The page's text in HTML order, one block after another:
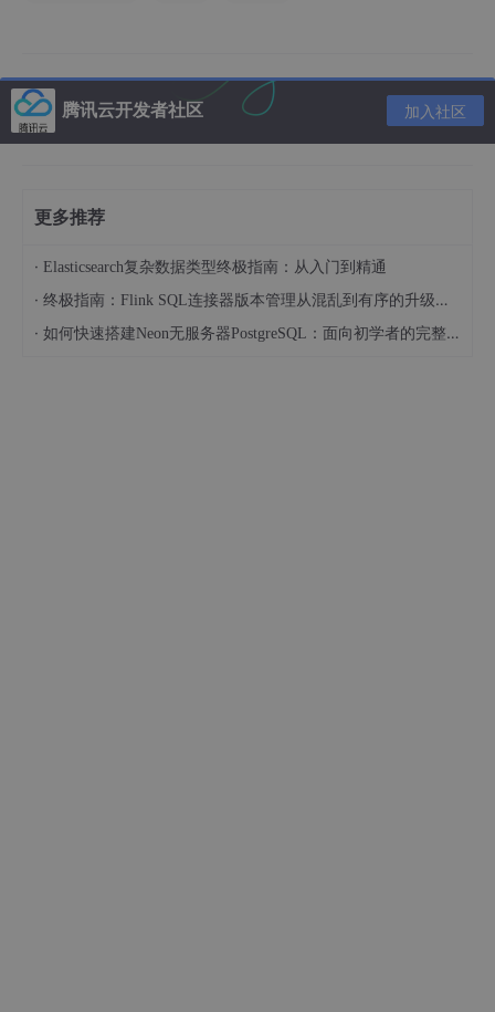
口一样直接打开
执行需用户信息的 Git 操作 + 检测到
到系统全局配置（
项目生效
💡 ​实践建议​：直接尝试提交任意文件（如修改
腾讯云开发者社区 加入社区
更多推荐
· Elasticsearch复杂数据类型终极指南：从入门到精通
· 终极指南：Flink SQL连接器版本管理从混乱到有序的升级之路
· 如何快速搭建Neon无服务器PostgreSQL：面向初学者的完整指南